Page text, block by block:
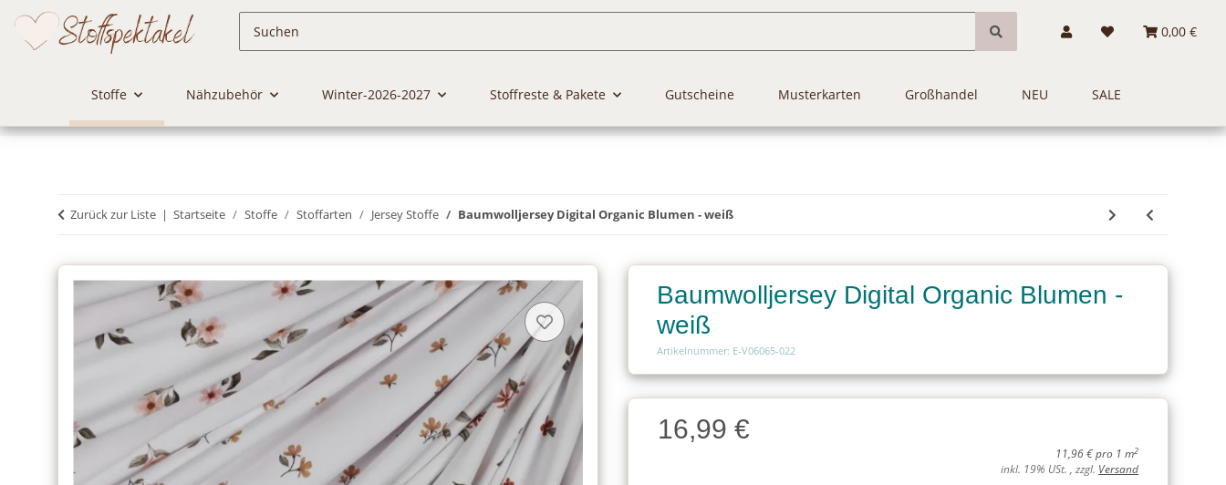
0,00 €
Stoffe Nähzubehör Winter-2026-2027 Stoffreste & Pakete Gutscheine Musterkarten Großhandel NEU SALE
Zurück zur Liste Startseite Stoffe Stoffarten Jersey Stoffe Baumwolljersey Digital Organic Blumen - weiß
Baumwolljersey Digital Organic Blumen -
weiß
Artikelnummer: E-V06065-022
Charge
Charge16,99 €
11,96 € pro 1 m2
inkl. 19% USt. , zzgl. Versand